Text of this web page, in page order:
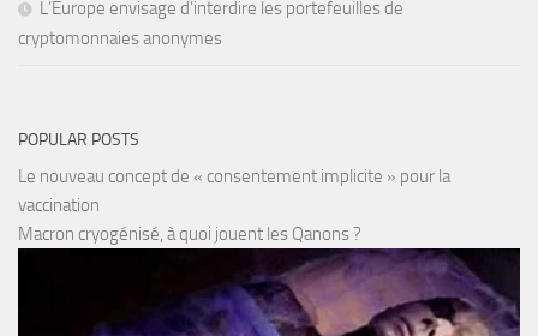
L’Europe envisage d’interdire les portefeuilles de
cryptomonnaies anonymes
POPULAR POSTS
Le nouveau concept de « consentement implicite » pour la
vaccination
Macron cryogénisé, à quoi jouent les Qanons ?